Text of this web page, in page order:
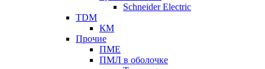
Schneider Electric
TDM
КМ
Прочие
ПМЕ
ПМЛ в оболочке